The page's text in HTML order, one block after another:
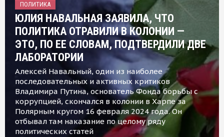
ПОЛИТИКА
ЮЛИЯ НАВАЛЬНАЯ ЗАЯВИЛА, ЧТО
ПОЛИТИКА ОТРАВИЛИ В КОЛОНИИ —
ЭТО, ПО ЕЕ СЛОВАМ, ПОДТВЕРДИЛИ ДВЕ
ЛАБОРАТОРИИ
Алексей Навальный, один из наиболее
последовательных и активных критиков
Владимира Путина, основатель Фонда борьбы с
коррупцией, скончался в колонии в Харпе за
Полярным кругом 16 февраля 2024 года. Он
отбывал там наказание по целому ряду
политических статей